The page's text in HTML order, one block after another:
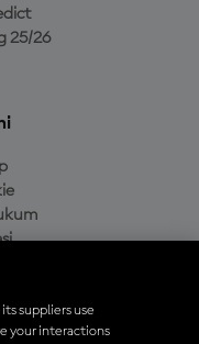
25/26
suppliers use
your interactions